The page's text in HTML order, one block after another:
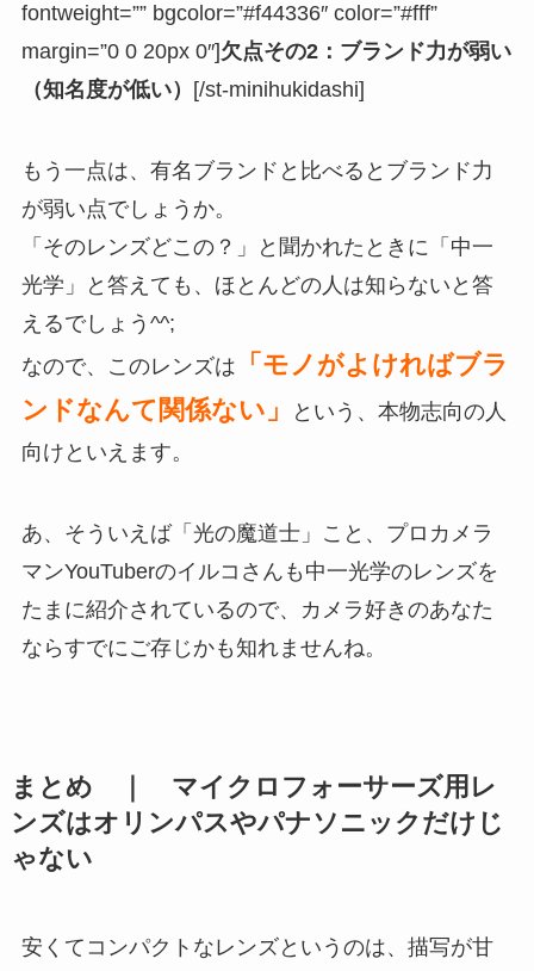
fontweight=”” bgcolor=”#f44336″ color=”#fff”
margin=”0 0 20px 0″]欠点その2：ブランド力が弱い
（知名度が低い）
[/st-minihukidashi]
もう一点は、有名ブランドと比べるとブランド力
が弱い点でしょうか。
「そのレンズどこの？」と聞かれたときに「中一
光学」と答えても、ほとんどの人は知らないと答
えるでしょう^^;
なので、このレンズは
「モノがよければブラ
ンドなんて関係ない」
という、本物志向の人
向けといえます。
あ、そういえば「光の魔道士」こと、プロカメラ
マンYouTuberのイルコさんも中一光学のレンズを
たまに紹介されているので、カメラ好きのあなた
ならすでにご存じかも知れませんね。
まとめ ｜ マイクロフォーサーズ用レ
ンズはオリンパスやパナソニックだけじ
ゃない
安くてコンパクトなレンズというのは、描写が甘